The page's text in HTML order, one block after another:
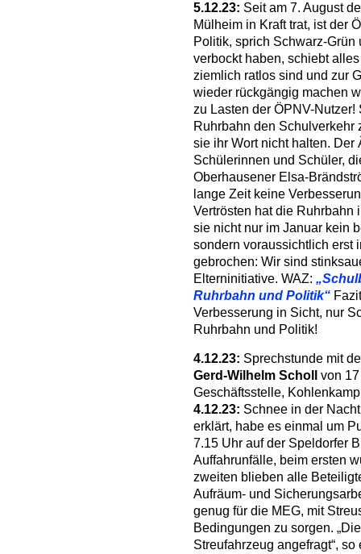
5.12.23: Seit am 7. August
Mülheim in Kraft trat, ist der
Politik, sprich Schwarz-
verbockt haben, schiebt
ziemlich ratlos sind und zur
wieder rückgängig machen
zu Lasten der ÖPNV-
Ruhrbahn den Schulverkehr
sie ihr Wort nicht halten. Der
Schülerinnen und Schüler,
Oberhausener Elsa-
lange Zeit keine
Vertrösten hat die Ruhrbahn
sie nicht nur im Januar kein
sondern voraussichtlich erst
gebrochen: Wir sind
Elterninitiative. WAZ:
Ruhrbahn und Politik“
Verbesserung in Sicht, nur
Ruhrbahn und Politik!
4.12.23: Sprechstunde mit
Gerd-Wilhelm Scholl
von
Geschäftsstelle,
4.12.23: Schnee in der
erklärt, habe es einmal um
7.15 Uhr auf der Speldorfer
Auffahrunfälle, beim ersten
zweiten blieben alle
Aufräum- und
genug für die MEG, mit
Bedingungen zu sorgen.
Streufahrzeug angefragt“,